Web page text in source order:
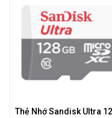
Thẻ Nhớ Sandisk Ultra